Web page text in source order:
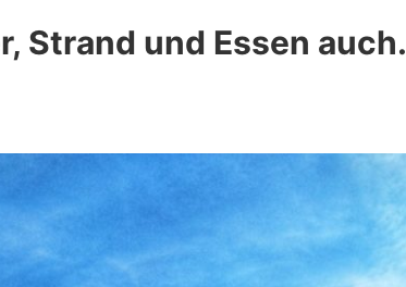
Strand und Essen auch.